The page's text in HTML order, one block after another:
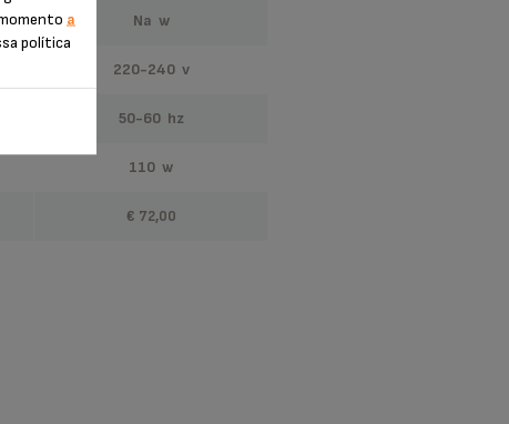
na w
220-240 v
50-60 hz
110 w
€ 72,00
a
política